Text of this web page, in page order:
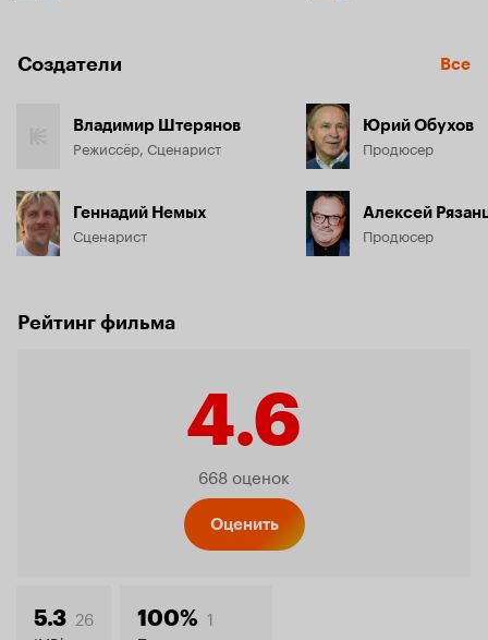
Создатели Все
Владимир Штерянов
Режиссёр, Сценарист
Геннадий Немых
Сценарист
Юрий Обухов
Продюсер
Алексей
Продюсер
Рейтинг фильма
4.6
Рейтинг
668 оценок
Оценить
5.3 26 100% 1